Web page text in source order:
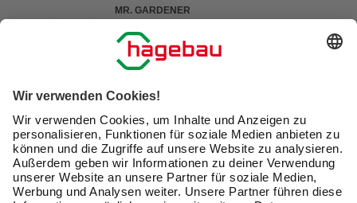
Merken
MR. GARDENER
254,4 cm
169,00 €
Verfügbarkeit im Markt prüfen
lieferbar
Zustellung 20.08. - 22.08.
GRATIS VERSAND